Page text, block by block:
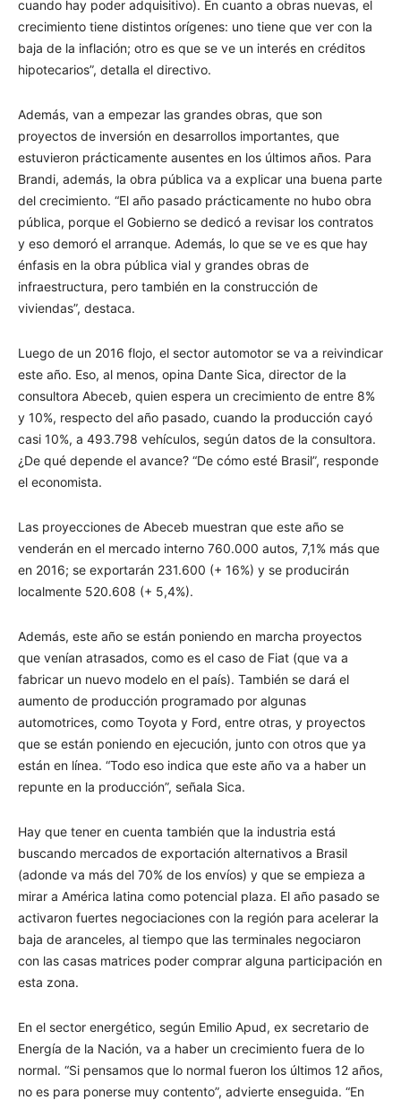
cuando hay poder adquisitivo). En cuanto a obras nuevas, el
crecimiento tiene distintos orígenes: uno tiene que ver con la
baja de la inflación; otro es que se ve un interés en créditos
hipotecarios”, detalla el directivo.
Además, van a empezar las grandes obras, que son
proyectos de inversión en desarrollos importantes, que
estuvieron prácticamente ausentes en los últimos años. Para
Brandi, además, la obra pública va a explicar una buena parte
del crecimiento. “El año pasado prácticamente no hubo obra
pública, porque el Gobierno se dedicó a revisar los contratos
y eso demoró el arranque. Además, lo que se ve es que hay
énfasis en la obra pública vial y grandes obras de
infraestructura, pero también en la construcción de
viviendas”, destaca.
Luego de un 2016 flojo, el sector automotor se va a reivindicar
este año. Eso, al menos, opina Dante Sica, director de la
consultora Abeceb, quien espera un crecimiento de entre 8%
y 10%, respecto del año pasado, cuando la producción cayó
casi 10%, a 493.798 vehículos, según datos de la consultora.
¿De qué depende el avance? “De cómo esté Brasil”, responde
el economista.
Las proyecciones de Abeceb muestran que este año se
venderán en el mercado interno 760.000 autos, 7,1% más que
en 2016; se exportarán 231.600 (+ 16%) y se producirán
localmente 520.608 (+ 5,4%).
Además, este año se están poniendo en marcha proyectos
que venían atrasados, como es el caso de Fiat (que va a
fabricar un nuevo modelo en el país). También se dará el
aumento de producción programado por algunas
automotrices, como Toyota y Ford, entre otras, y proyectos
que se están poniendo en ejecución, junto con otros que ya
están en línea. “Todo eso indica que este año va a haber un
repunte en la producción”, señala Sica.
Hay que tener en cuenta también que la industria está
buscando mercados de exportación alternativos a Brasil
(adonde va más del 70% de los envíos) y que se empieza a
mirar a América latina como potencial plaza. El año pasado se
activaron fuertes negociaciones con la región para acelerar la
baja de aranceles, al tiempo que las terminales negociaron
con las casas matrices poder comprar alguna participación en
esta zona.
En el sector energético, según Emilio Apud, ex secretario de
Energía de la Nación, va a haber un crecimiento fuera de lo
normal. “Si pensamos que lo normal fueron los últimos 12 años,
no es para ponerse muy contento”, advierte enseguida. “En